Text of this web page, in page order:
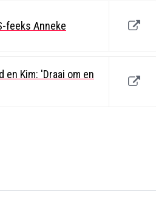
feeks Anneke
Kim: 'Draai om en